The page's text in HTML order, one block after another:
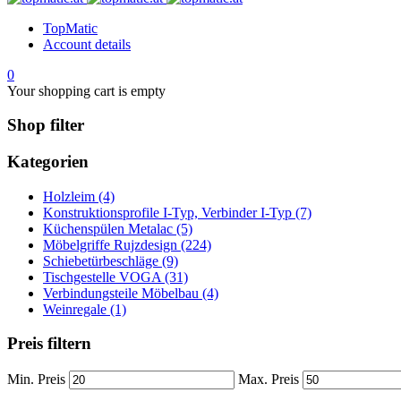
TopMatic
Account details
0
Your shopping cart is empty
Shop filter
Kategorien
Holzleim (4)
Konstruktionsprofile I-Typ, Verbinder I-Typ (7)
Küchenspülen Metalac (5)
Möbelgriffe Rujzdesign (224)
Schiebetürbeschläge (9)
Tischgestelle VOGA (31)
Verbindungsteile Möbelbau (4)
Weinregale (1)
Preis filtern
Min. Preis Max. Preis